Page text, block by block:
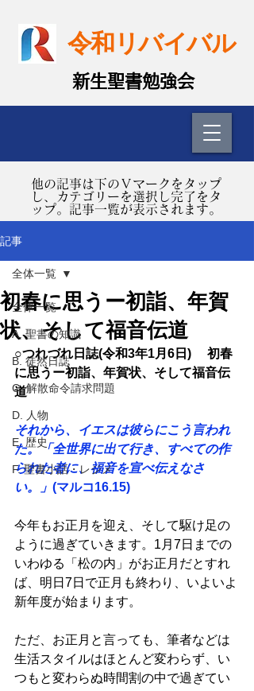
令和リバイバル
​新生聖書勉強会
​他の記事は下のＶマークをタップ
し、カテゴリーを選択し完了をタ
ップ。記事一覧が表示されます。
記事
全体一覧
A. 聖書の知識
B. 徒然日誌
C. 解散命令請求問題
D. 人物
E. 歴史
F. 聖書小話・レジメ
全体一覧
初春に思うー初詣、年賀
状、そして福音伝道
○つれづれ日誌(令和3年1月6日) 　初春
に思うー初詣、年賀状、そして福音伝
道
それから、イエスは彼らにこう言われ
た。「全世界に出て行き、すべての作
られた者に、福音を宣べ伝えなさ
い。」 (マルコ16.15)
今年もお正月を迎え、そして駆け足の
ように過ぎていきます。1月7日までの
いわゆる「松の内」がお正月だとすれ
ば、明日7日で正月も終わり、いよいよ
新年度が始まります。
ただ、お正月と言っても、筆者などは
生活スタイルはほとんど変わらず、い
つもと変わらぬ時間割の中で過ぎてい